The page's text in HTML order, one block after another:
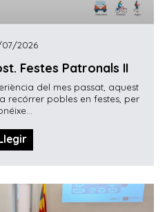
2026
Festes Patronals II
del mes passat, aquest
recórrer pobles en festes, per